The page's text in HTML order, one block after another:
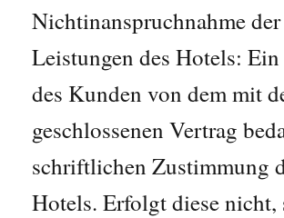
Nichtinanspruchnahme der
Leistungen des Hotels:
des Kunden von dem mit
geschlossenen Vertrag
schriftlichen Zustimmung
Hotels. Erfolgt diese nicht,